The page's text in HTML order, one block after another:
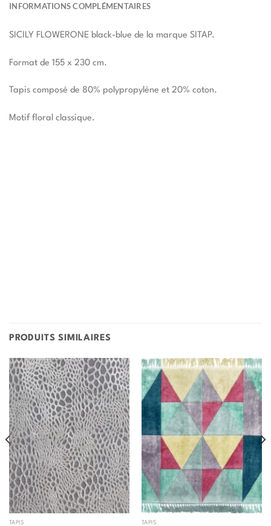
INFORMATIONS COMPLÉMENTAIRES
SICILY FLOWERONE black-blue de la marque SITAP.
Format de 155 x 230 cm.
Tapis composé de 80% polypropylène et 20% coton.
Motif floral classique.
PRODUITS SIMILAIRES
TAPIS TAPIS